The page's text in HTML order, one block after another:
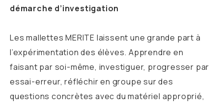
démarche d’investigation
Les mallettes MERITE laissent une grande part à
l’expérimentation des élèves. Apprendre en
faisant par soi-même, investiguer, progresser par
essai-erreur, réfléchir en groupe sur des
questions concrètes avec du matériel approprié,